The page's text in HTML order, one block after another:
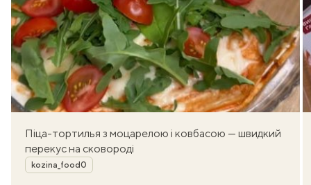
Піца-тортилья з моцарелою і ковбасою — швидкий
перекус на сковороді
Автор
kozina_food0